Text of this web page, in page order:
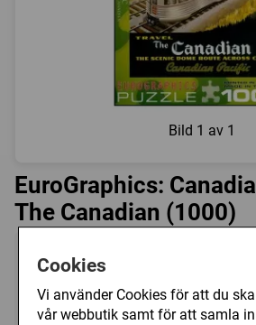
Cookies
Vi använder Cookies för att du
vår webbutik samt för att samla
Bild 1 av 1
EuroGraphics:
The Canadian (1000)
Tillverkare:
Antal bitar:
1000
Storlek:49 x 68 cm